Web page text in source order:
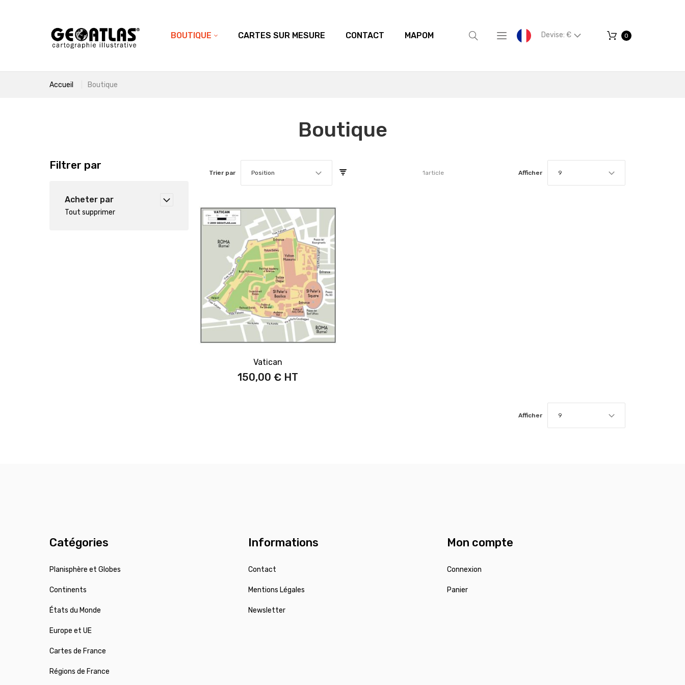
BOUTIQUE CARTES SUR MESURE CONTACT MAPOM Devise: € 0
Accueil Boutique
Boutique
Trier par Position 1article Afficher 9
Vatican
150,00 €
Afficher 9
Filtrer par
Acheter par
Tout supprimer
Catégories
Planisphère et Globes
Continents
États du Monde
Europe et UE
Cartes de France
Régions de France
Informations
Contact
Mentions Légales
Newsletter
Mon compte
Connexion
Panier